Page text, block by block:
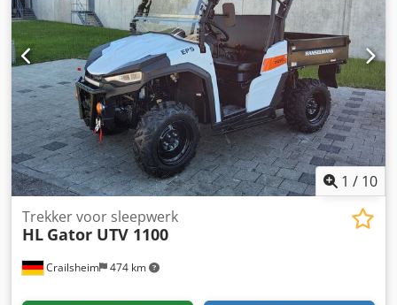
serveertanks 10 HL. Wortpomp, slangen,
temperatuurregeling. Voorzetfilter, gistpan. Vatenkelder:
Hoogwaardige KEG-reiniger Siemens SPS, stoomgenerator.
Crjdsf Ni Rvepfx Am Aof Flessenkelder: Volautomatische
inline-vuller, 8-cijferig, zacht wiel, ronde flessenwasser
Veel accessoires, kleine onderdelen, slangen etc. Zonder
demontage, kranen en takels beschikbaar
1 / 10
Crailsheim 474 km
Trekker voor sleepwerk
HL Gator UTV 1100